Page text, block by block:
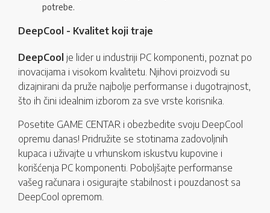
potrebe.
DeepCool - Kvalitet koji traje
DeepCool je lider u industriji PC komponenti, poznat po
inovacijama i visokom kvalitetu. Njihovi proizvodi su
dizajnirani da pruže najbolje performanse i dugotrajnost,
što ih čini idealnim izborom za sve vrste korisnika.
Posetite GAME CENTAR i obezbedite svoju DeepCool
opremu danas! Pridružite se stotinama zadovoljnih
kupaca i uživajte u vrhunskom iskustvu kupovine i
korišćenja PC komponenti. Poboljšajte performanse
vašeg računara i osigurajte stabilnost i pouzdanost sa
DeepCool opremom.